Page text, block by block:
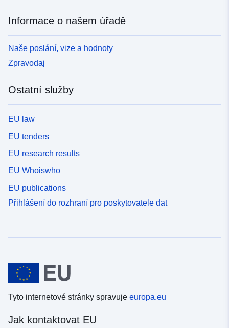
Informace o našem úřadě
Naše poslání, vize a hodnoty
Zpravodaj
Ostatní služby
EU law
EU tenders
EU research results
EU Whoiswho
EU publications
Přihlášení do rozhraní pro poskytovatele dat
Tyto internetové stránky spravuje europa.eu
Jak kontaktovat EU